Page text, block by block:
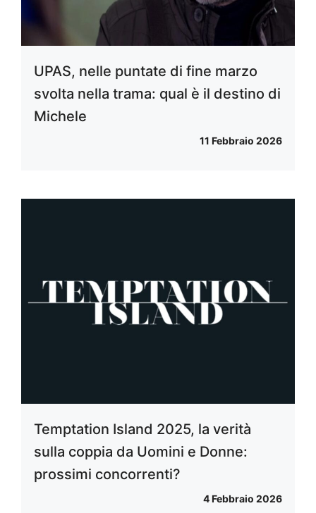
UPAS, nelle puntate di fine marzo
svolta nella trama: qual è il destino di
Michele
11 Febbraio 2026
Temptation Island 2025, la verità
sulla coppia da Uomini e Donne:
prossimi concorrenti?
4 Febbraio 2026